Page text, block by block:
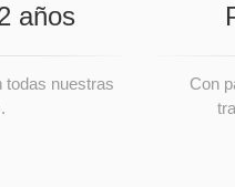
años
todas nuestras
Con